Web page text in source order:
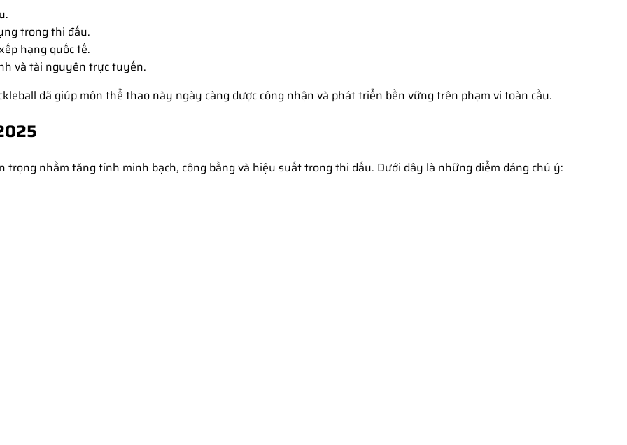
trong thi đấu.
hạng quốc tế.
và tài nguyên trực tuyến.
đã giúp môn thể thao này ngày càng được công nhận và phát triển bền vững trên phạm vi toàn cầu.
trọng nhằm tăng tính minh bạch, công bằng và hiệu suất trong thi đấu. Dưới đây là những điểm đáng chú ý: